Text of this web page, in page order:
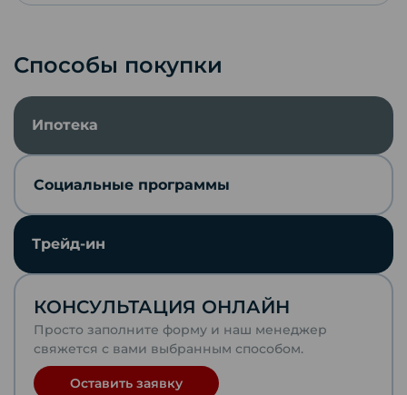
Скопировать ссылку
Отправить по почте
VKontakte
WhatsApp
Способы покупки
Ипотека
Социальные программы
Трейд-ин
КОНСУЛЬТАЦИЯ ОНЛАЙН
Просто заполните форму и наш менеджер
свяжется с вами выбранным способом.
Оставить заявку